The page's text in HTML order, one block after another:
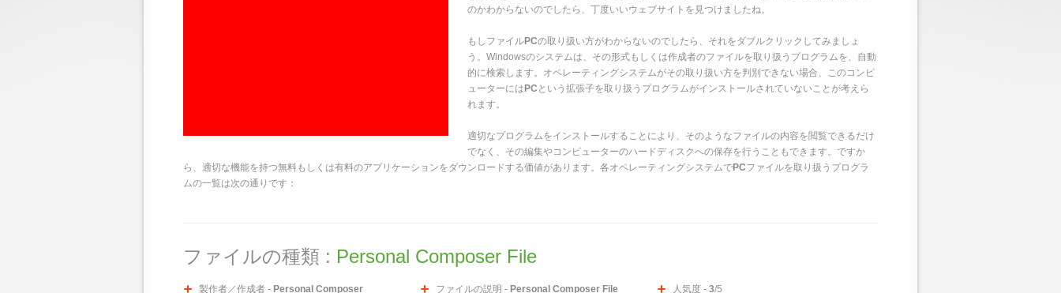
のかわからないのでしたら、丁度いいウェブサイトを見つけましたね。
もしファイルPCの取り扱い方がわからないのでしたら、それをダブルクリックしてみましょ
う。Windowsのシステムは、その形式もしくは作成者のファイルを取り扱うプログラムを、自動
的に検索します。オペレーティングシステムがその取り扱い方を判別できない場合、このコンピ
ューターには PC という拡張子を取り扱うプログラムがインストールされていないことが考えら
れます。
適切なプログラムをインストールすることにより、そのようなファイルの内容を閲覧できるだけ
でなく、その編集やコンピューターのハードディスクへの保存を行うこともできます。ですか
ら、適切な機能を持つ無料もしくは有料のアプリケーションをダウンロードする価値があります。各オペレーティングシステムでPCファイルを取り扱うプログラ
ムの一覧は次の通りです：
ファイルの種類 : Personal Composer File
製作者／作成者 - Personal Composer ファイルの説明 - Personal Composer File 人気度 - 3/5